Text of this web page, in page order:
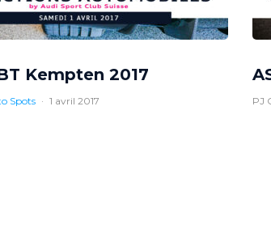
Kempten 2017
Spots · 1 avril 2017 PJ